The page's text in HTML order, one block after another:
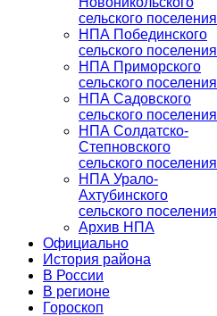
сельского поселения
НПА Побединского
сельского поселения
НПА Приморского
сельского поселения
НПА Садовского
сельского поселения
НПА Солдатско-
Степновского
сельского поселения
НПА Урало-
Ахтубинского
сельского поселения
Архив НПА
Официально
История района
В России
В регионе
Гороскоп